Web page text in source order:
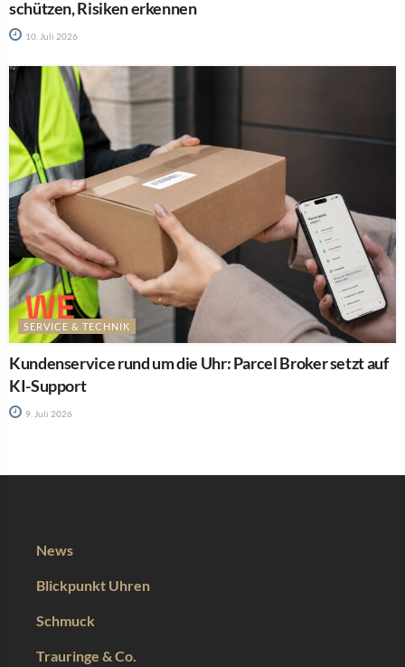
schützen, Risiken erkennen
10. Juli 2026
SERVICE & TECHNIK
Kundenservice rund um die Uhr: Parcel Broker setzt auf
KI-Support
9. Juli 2026
News
Blickpunkt Uhren
Schmuck
Trauringe & Co.